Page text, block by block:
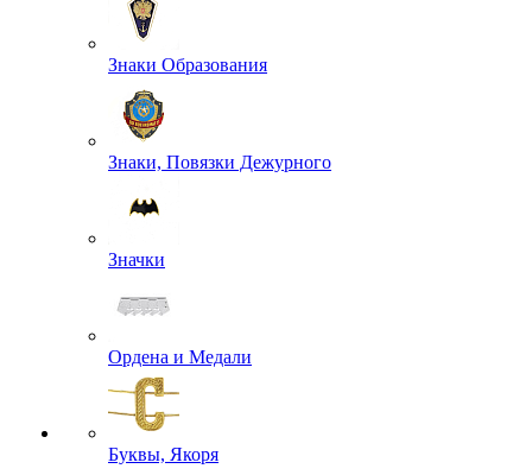
Знаки Образования
Знаки, Повязки Дежурного
Значки
Ордена и Медали
Буквы, Якоря